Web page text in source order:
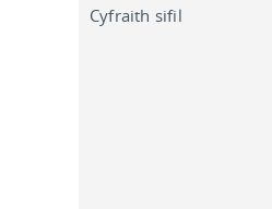
Cyfraith sifil